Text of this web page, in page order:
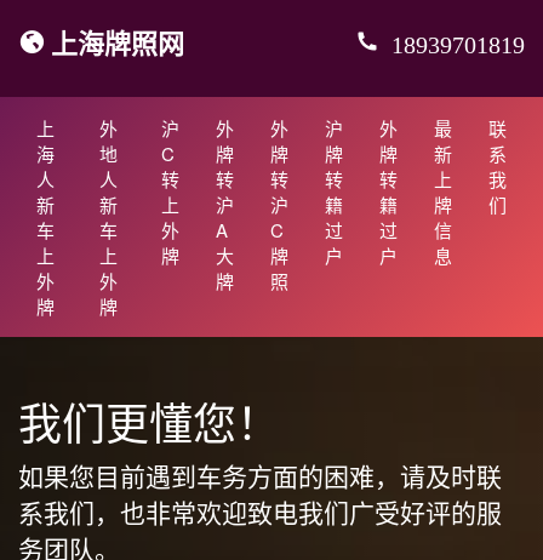
上海牌照网 18939701819
上
海
人
新
车
上
外
牌
外
地
人
新
车
上
外
牌
沪
C
转
上
外
牌
外
牌
转
沪
A
大
牌
外
牌
转
沪
C
牌
照
沪
牌
转
籍
过
户
外
牌
转
籍
过
户
最
新
上
牌
信
息
联
系
我
们
我们更懂您！
如果您目前遇到车务方面的困难，请及时联
系我们，也非常欢迎致电我们广受好评的服
务团队。